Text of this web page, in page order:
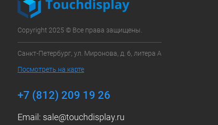
Copyright 2025 © Все права защищены.
Санкт-Петербург, ул. Миронова, д. 6, литера А
Посмотреть на карте
+7 (812) 209 19 26
Email: sale@touchdisplay.ru